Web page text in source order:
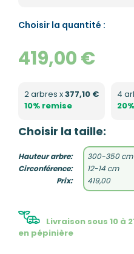
Choisir la quantité :
419,00 €
2 arbres x377,10 €
10% remise
4
Choisir la taille:
Hauteur arbre:
Circonférence:
Prix:
300-350 cm
12-14 cm
419,00
Livraison sous 10 à
en pépinière